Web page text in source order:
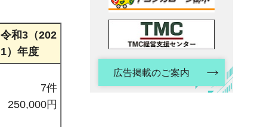
令和3（202
1）年度
7件
250,000円
広告掲載のご案内